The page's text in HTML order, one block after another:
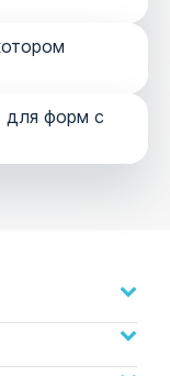
писем,
вашим
для форм с